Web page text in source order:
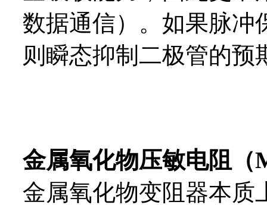
数据通信）。如果脉冲
则瞬态抑制二极管的预
金属氧化物压敏电阻（
金属氧化物变阻器本质